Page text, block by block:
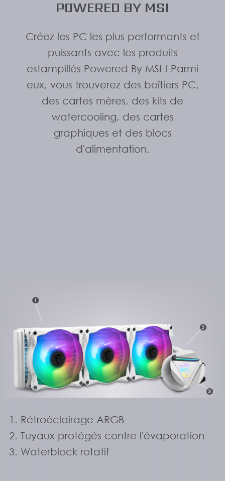
POWERED BY MSI
Créez les PC les plus performants et
puissants avec les produits
estampillés Powered By MSI ! Parmi
eux, vous trouverez des boîtiers PC,
des cartes mères, des kits de
watercooling, des cartes
graphiques et des blocs
d'alimentation.
Rétroéclairage ARGB
Tuyaux protégés contre l'évaporation
Waterblock rotatif